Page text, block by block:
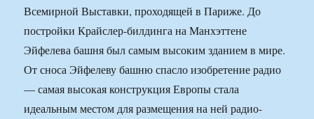
Всемирной Выставки, проходящей в Париже. До
постройки Крайслер-билдинга на Манхэттене
Эйфелева башня был самым высоким зданием в мире.
От сноса Эйфелеву башню спасло изобретение радио
— самая высокая конструкция Европы стала
идеальным местом для размещения на ней радио-